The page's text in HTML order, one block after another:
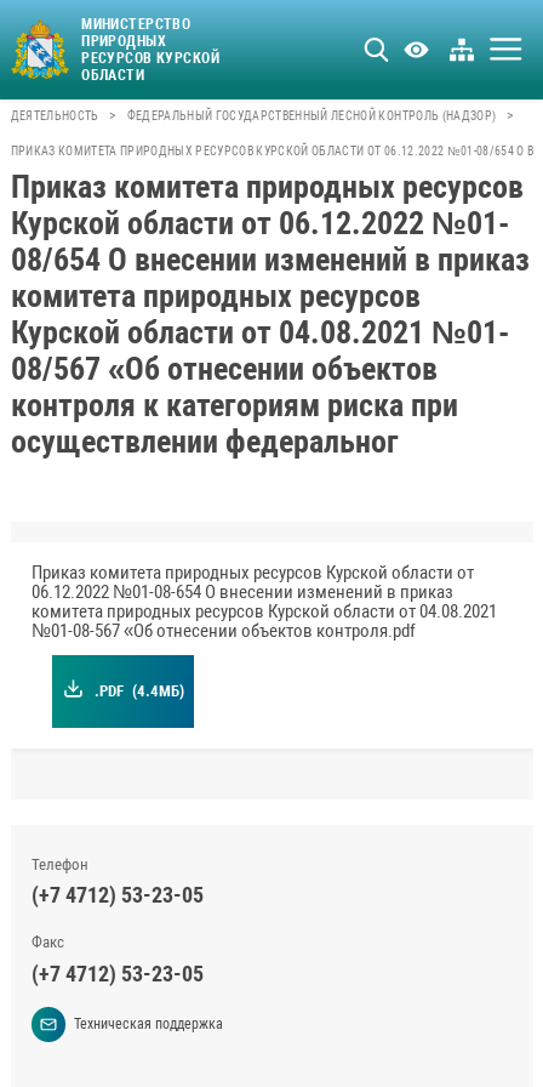
МИНИСТЕРСТВО
ПРИРОДНЫХ
РЕСУРСОВ КУРСКОЙ
ОБЛАСТИ
ДЕЯТЕЛЬНОСТЬ > ФЕДЕРАЛЬНЫЙ ГОСУДАРСТВЕННЫЙ ЛЕСНОЙ КОНТРОЛЬ (НАДЗОР) >
ПРИКАЗ КОМИТЕТА ПРИРОДНЫХ РЕСУРСОВ КУРСКОЙ ОБЛАСТИ ОТ 06.12.2022 №01-08/654 О
Приказ комитета природных ресурсов
Курской области от 06.12.2022 №01-
08/654 О внесении изменений в приказ
комитета природных ресурсов
Курской области от 04.08.2021 №01-
08/567 «Об отнесении объектов
контроля к категориям риска при
осуществлении федеральног
Приказ комитета природных ресурсов Курской области от
06.12.2022 №01-08-654 О внесении изменений в приказ
комитета природных ресурсов Курской области от 04.08.2021
№01-08-567 «Об отнесении объектов контроля.pdf
.PDF (4.4МБ)
Телефон
(+7 4712) 53-23-05
Факс
(+7 4712) 53-23-05
Техническая поддержка